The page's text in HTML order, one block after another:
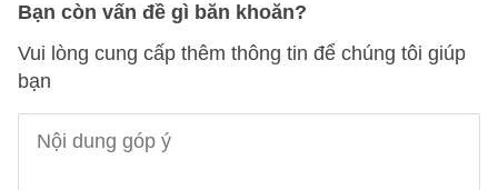
Bạn còn vấn đề gì băn khoăn?
Vui lòng cung cấp thêm thông tin để chúng tôi giúp
bạn